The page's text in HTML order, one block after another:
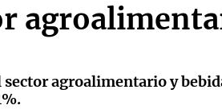
agroalimentario y